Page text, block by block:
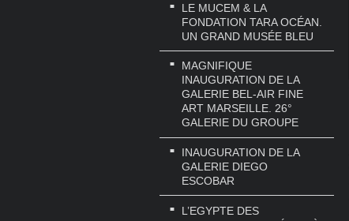
LE MUCEM & LA
FONDATION TARA OCÉAN.
UN GRAND MUSÉE BLEU
MAGNIFIQUE
INAUGURATION DE LA
GALERIE BEL-AIR FINE
ART MARSEILLE. 26°
GALERIE DU GROUPE
INAUGURATION DE LA
GALERIE DIEGO
ESCOBAR
L’EGYPTE DES